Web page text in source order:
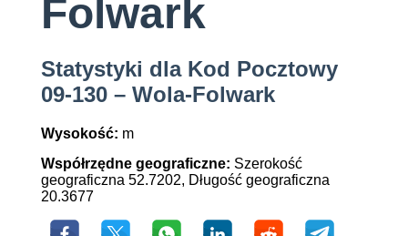
Folwark
Statystyki dla Kod Pocztowy
09-130 – Wola-Folwark
Wysokość: m
Współrzędne geograficzne: Szerokość
geograficzna 52.7202, Długość geograficzna
20.3677